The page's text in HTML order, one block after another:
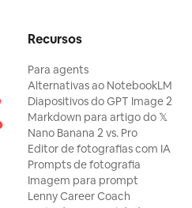
Recursos
Para agents
Alternativas ao NotebookLM
Diapositivos do GPT Image 2
Markdown para artigo do 𝕏
Nano Banana 2 vs. Pro
Editor de fotografias com IA
Prompts de fotografia
Imagem para prompt
Lenny Career Coach